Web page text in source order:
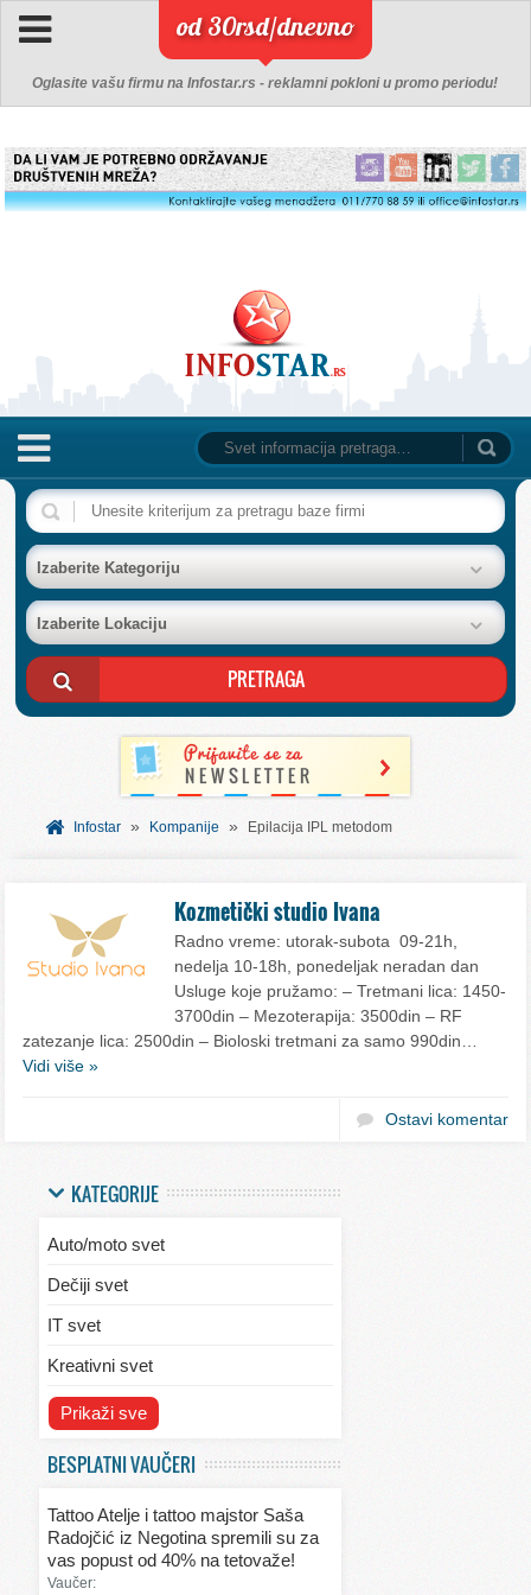
od 30rsd/dnevno
Oglasite vašu firmu na Infostar.rs - reklamni pokloni u promo periodu!
NASLOVNA
BAZA FIRMI
POSLOVNI OGLASI
AKCIJE I KATALOZI
BESPLATNI VAUČERI
SVET INFORMACIJA
Izaberite Kategoriju
Izaberite Lokaciju
Infostar » Kompanije » Epilacija IPL metodom
Kozmetički studio Ivana
Radno vreme: utorak-subota 09-21h,
nedelja 10-18h, ponedeljak neradan dan
Usluge koje pružamo: – Tretmani lica: 1450-
3700din – Mezoterapija: 3500din – RF
zatezanje lica: 2500din – Bioloski tretmani za samo 990din…
Vidi više »
Ostavi komentar
KATEGORIJE
Auto/moto svet
Dečiji svet
IT svet
Kreativni svet
Svet ekologije
Svet kulinarstva
Svet lepote
Prikaži sve
BESPLATNI VAUČERI
Tattoo Atelje i tattoo majstor Saša
Radojčić iz Negotina spremili su za
vas popust od 40% na tetovaže!
Vaučer: